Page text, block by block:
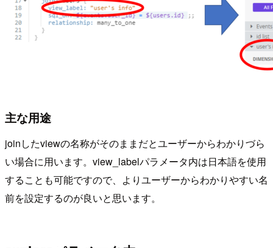
主な用途
joinしたviewの名称がそのままだとユーザーからわかりづら
い場合に用います。view_labelパラメータ内は日本語を使用
することも可能ですので、よりユーザーからわかりやすい名
前を設定するのが良いと思います。